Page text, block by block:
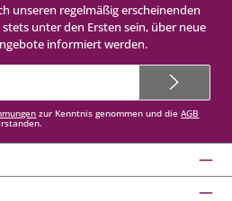
unseren regelmäßig erscheinenden
unter den Ersten sein, über neue
informiert werden.
zur Kenntnis genommen und dieAGB